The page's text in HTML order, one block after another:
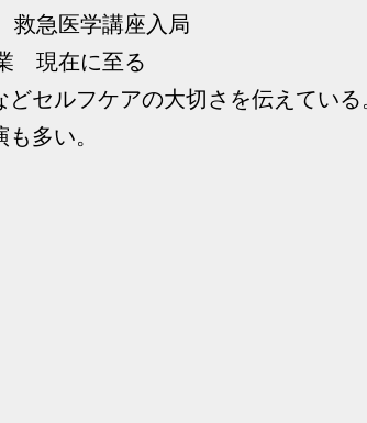
急医学講座入局
現在に至る
セルフケアの大切さを伝えてい
多い。